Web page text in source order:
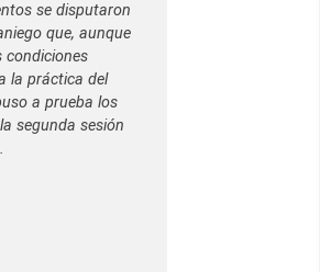
se disputaron
que, aunque
condiciones
la práctica del
a prueba los
segunda sesión